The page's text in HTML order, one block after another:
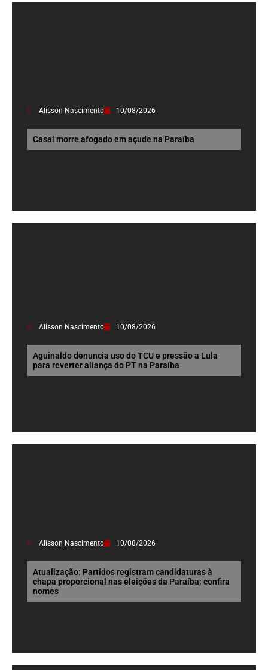
Alisson Nascimento 10/08/2026
Casal morre afogado em açude na Paraíba
Alisson Nascimento 10/08/2026
Aguinaldo denuncia uso do TCU e pressão a Lula
para reverter aliança do PT na Paraíba
Alisson Nascimento 10/08/2026
Atualização: Partidos registram candidaturas à
chapa proporcional nas eleições da Paraíba; confira
nomes